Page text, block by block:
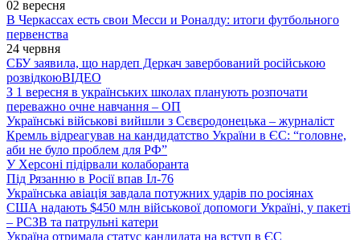
02 вересня
В Черкассах есть свои Месси и Роналду: итоги футбольного
первенства
24 червня
СБУ заявила, що нардеп Деркач завербований російською
розвідкоюВІДЕО
З 1 вересня в українських школах планують розпочати
переважно очне навчання – ОП
Українські військові вийшли з Сєвєродонецька – журналіст
Кремль відреагував на кандидатство України в ЄС: “головне,
аби не було проблем для РФ”
У Херсоні підірвали колаборанта
Під Рязанню в Росії впав Іл-76
Українська авіація завдала потужних ударів по росіянах
США надають $450 млн військової допомоги Україні, у пакеті
– РСЗВ та патрульні катери
Україна отримала статус кандидата на вступ в ЄС